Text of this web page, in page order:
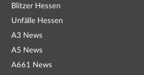
Blitzer Hessen
Unfälle Hessen
A3 News
A5 News
A661 News